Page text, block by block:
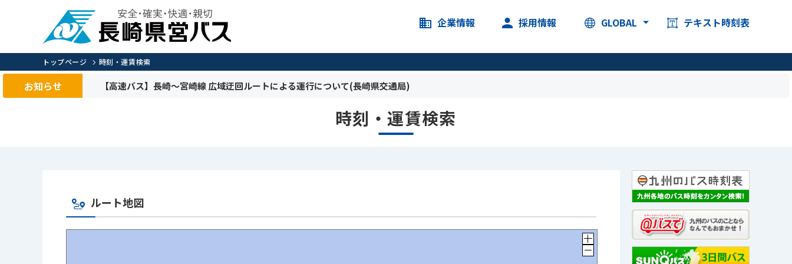
企業情報 採用情報 GLOBAL テキスト時刻表
トップページ 時刻・運賃検索
お知らせ 【高速バス】長崎～宮崎線 広域迂回ルートによる運行について(長崎県交通局)
時刻・運賃検索
ルート地図